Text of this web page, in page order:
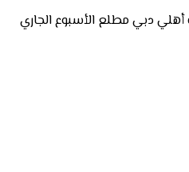
أهلي دبي مطلع الأسبوع الجاري